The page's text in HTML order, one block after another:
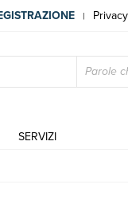
| Privacy
SERVIZI